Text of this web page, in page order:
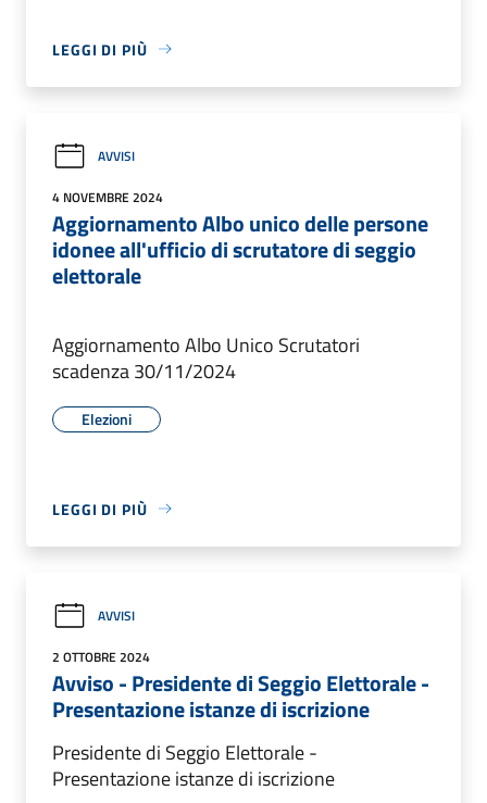
LEGGI DI PIÙ
AVVISI
4 NOVEMBRE 2024
Aggiornamento Albo unico delle persone
idonee all'ufficio di scrutatore di seggio
elettorale
Aggiornamento Albo Unico Scrutatori
scadenza 30/11/2024
Elezioni
LEGGI DI PIÙ
AVVISI
2 OTTOBRE 2024
Avviso - Presidente di Seggio Elettorale -
Presentazione istanze di iscrizione
Presidente di Seggio Elettorale -
Presentazione istanze di iscrizione